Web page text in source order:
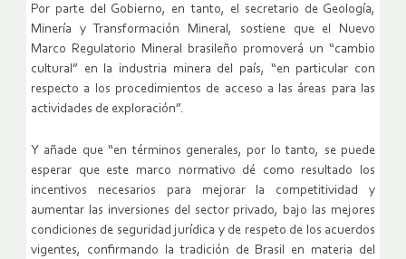
Por parte del Gobierno, en tanto, el secretario de Geología,
Minería y Transformación Mineral, sostiene que el Nuevo
Marco Regulatorio Mineral brasileño promoverá un “cambio
cultural” en la industria minera del país, “en particular con
respecto a los procedimientos de acceso a las áreas para las
actividades de exploración”.
Y añade que “en términos generales, por lo tanto, se puede
esperar que este marco normativo dé como resultado los
incentivos necesarios para mejorar la competitividad y
aumentar las inversiones del sector privado, bajo las mejores
condiciones de seguridad jurídica y de respeto de los acuerdos
vigentes, confirmando la tradición de Brasil en materia del